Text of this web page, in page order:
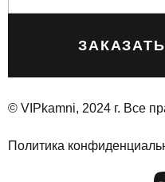
© VIPkamni, 2024 г. Все
Политика